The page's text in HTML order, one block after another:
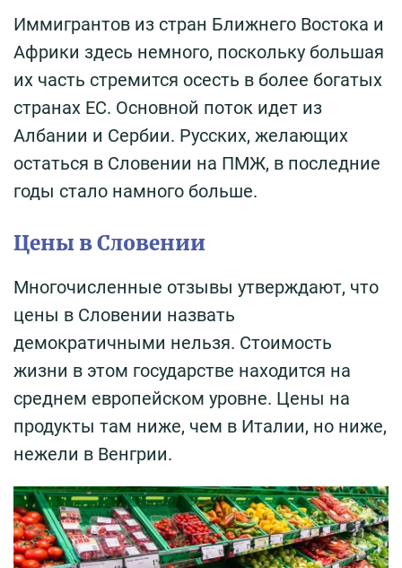
Иммигрантов из стран Ближнего Востока и
Африки здесь немного, поскольку большая
их часть стремится осесть в более богатых
странах ЕС. Основной поток идет из
Албании и Сербии. Русских, желающих
остаться в Словении на ПМЖ, в последние
годы стало намного больше.
Цены в Словении
Многочисленные отзывы утверждают, что
цены в Словении назвать
демократичными нельзя. Стоимость
жизни в этом государстве находится на
среднем европейском уровне. Цены на
продукты там ниже, чем в Италии, но ниже,
нежели в Венгрии.